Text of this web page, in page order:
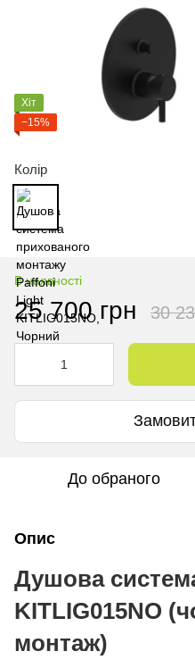
Хіт
−15%
Колір
В наявності
25 700 грн 30
До обраного
Опис
Душова
KITLIG015NO
монтаж)